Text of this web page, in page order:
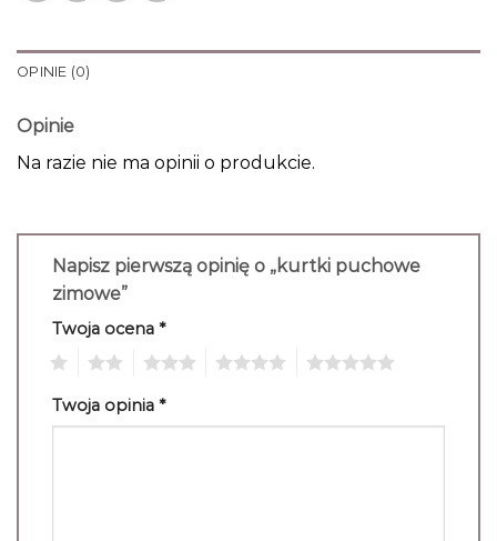
OPINIE (0)
Opinie
Na razie nie ma opinii o produkcie.
Napisz pierwszą opinię o „kurtki puchowe
zimowe”
Twoja ocena *
Twoja opinia *